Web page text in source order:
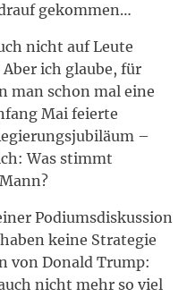
gekommen…
nicht auf Leute
ich glaube, für
man schon mal eine
Mai feierte
–
Was stimmt
Podiumsdiskussion
keine Strategie
von Donald Trump:
nicht mehr so viel